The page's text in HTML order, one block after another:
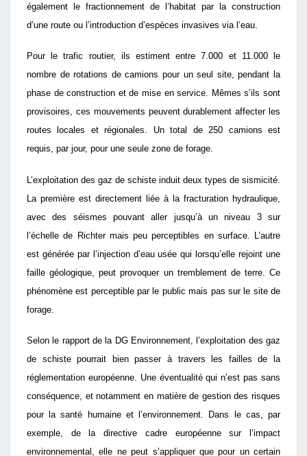
également le fractionnement de l’habitat par la construction
d’une route ou l’introduction d’espèces invasives via l’eau.
Pour le trafic routier, ils estiment entre 7.000 et 11.000 le
nombre de rotations de camions pour un seul site, pendant la
phase de construction et de mise en service. Mêmes s’ils sont
provisoires, ces mouvements peuvent durablement affecter les
routes locales et régionales. Un total de 250 camions est
requis, par jour, pour une seule zone de forage.
L’exploitation des gaz de schiste induit deux types de sismicité.
La première est directement liée à la fracturation hydraulique,
avec des séismes pouvant aller jusqu’à un niveau 3 sur
l’échelle de Richter mais peu perceptibles en surface. L’autre
est générée par l’injection d’eau usée qui lorsqu’elle rejoint une
faille géologique, peut provoquer un tremblement de terre. Ce
phénomène est perceptible par le public mais pas sur le site de
forage.
Selon le rapport de la DG Environnement, l’exploitation des gaz
de schiste pourrait bien passer à travers les failles de la
réglementation européenne. Une éventualité qui n’est pas sans
conséquence, et notamment en matière de gestion des risques
pour la santé humaine et l’environnement. Dans le cas, par
exemple, de la directive cadre européenne sur l’impact
environnemental, elle ne peut s’appliquer que pour un certain